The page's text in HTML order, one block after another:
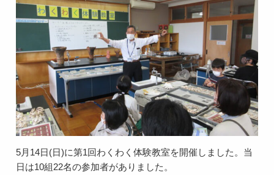
5月14日(日)に第1回わくわく体験教室を開催しました。当
日は10組22名の参加者がありました。